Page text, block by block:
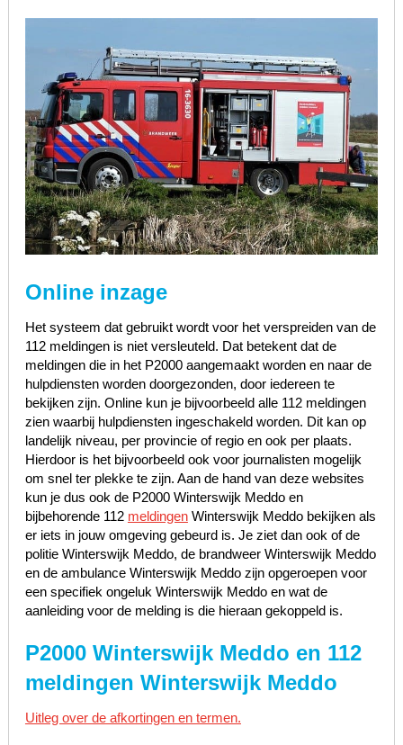
Online inzage
Het systeem dat gebruikt wordt voor het verspreiden van de
112 meldingen is niet versleuteld. Dat betekent dat de
meldingen die in het P2000 aangemaakt worden en naar de
hulpdiensten worden doorgezonden, door iedereen te
bekijken zijn. Online kun je bijvoorbeeld alle 112 meldingen
zien waarbij hulpdiensten ingeschakeld worden. Dit kan op
landelijk niveau, per provincie of regio en ook per plaats.
Hierdoor is het bijvoorbeeld ook voor journalisten mogelijk
om snel ter plekke te zijn. Aan de hand van deze websites
kun je dus ook de P2000 Winterswijk Meddo en
bijbehorende 112 meldingenWinterswijk Meddo bekijken als
er iets in jouw omgeving gebeurd is. Je ziet dan ook of de
politie Winterswijk Meddo, de brandweer Winterswijk Meddo
en de ambulance Winterswijk Meddo zijn opgeroepen voor
een specifiek ongeluk Winterswijk Meddo en wat de
aanleiding voor de melding is die hieraan gekoppeld is.
P2000 Winterswijk Meddo en 112
meldingen Winterswijk Meddo
Uitleg over de afkortingen en termen.